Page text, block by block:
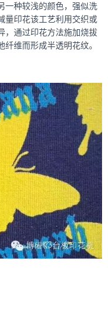
一种较浅的颜色，强似洗
量印花该工艺利用交织或
，通过印花方法施加烧拔
维而形成半透明花纹。